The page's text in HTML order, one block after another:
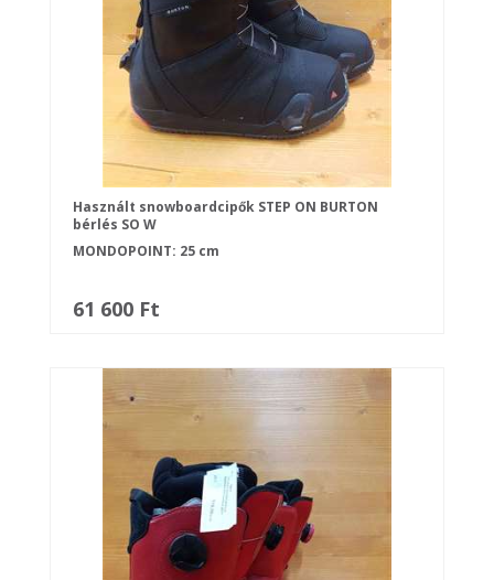
Használt snowboardcipők STEP ON BURTON
bérlés SO W
MONDOPOINT: 25 cm
61 600 Ft